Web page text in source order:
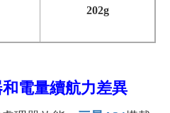
202g
電量續航力差異